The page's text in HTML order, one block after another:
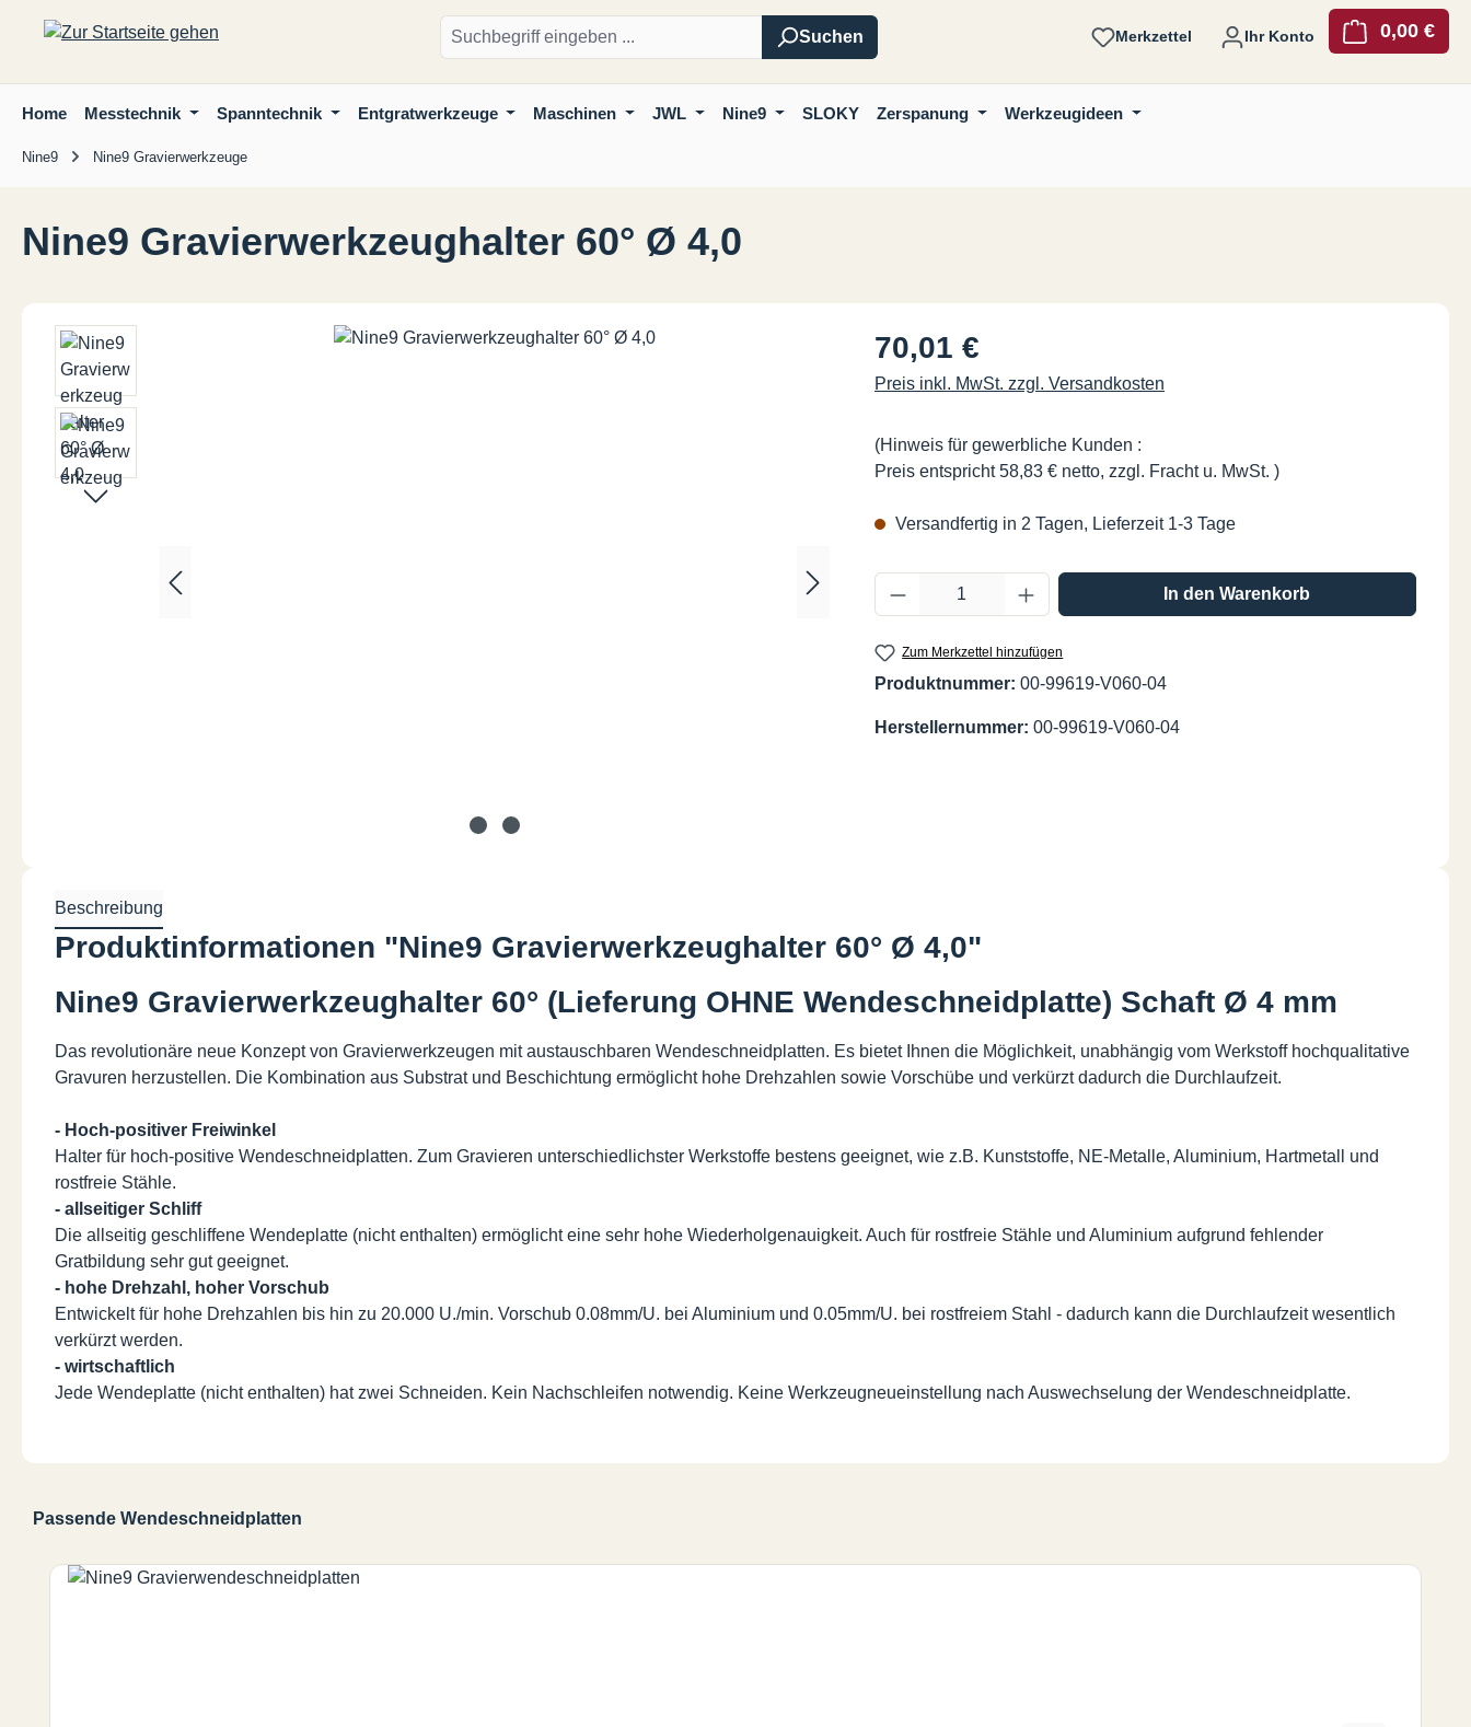
Hauptinhalt springen
Zur Suche springen
Zur Hauptnavigation springen
Suchen Merkzettel Ihr Konto 0,00 €
Home Messtechnik Spanntechnik Entgratwerkzeuge Maschinen JWL Nine9 SLOKY Zerspanung Werkzeugideen
Nine9 Nine9 Gravierwerkzeuge
Nine9 Gravierwerkzeughalter 60° Ø 4,0
Regulärer Preis:
70,01 €
Preis inkl. MwSt. zzgl. Versandkosten
(Hinweis für gewerbliche Kunden :
Preis entspricht 58,83 € netto, zzgl. Fracht u. MwSt. )
Versandfertig in 2 Tagen, Lieferzeit 1-3 Tage
Produkt Anzahl: Gib den gewünschten Wert ein
In den Warenkorb
Zum Merkzettel hinzufügen
Produktnummer: 00-99619-V060-04
Herstellernummer: 00-99619-V060-04
Beschreibung
Produktinformationen "Nine9 Gravierwerkzeughalter 60° Ø 4,0"
Nine9 Gravierwerkzeughalter 60° (Lieferung OHNE Wendeschneidplatte) Schaft Ø 4 mm
Das revolutionäre neue Konzept von Gravierwerkzeugen mit austauschbaren Wendeschneidplatten. Es bietet Ihnen die Möglichkeit, unabhängig vom Werkstoff hochqualitative
Gravuren herzustellen. Die Kombination aus Substrat und Beschichtung ermöglicht hohe Drehzahlen sowie Vorschübe und verkürzt dadurch die Durchlaufzeit.
- Hoch-positiver Freiwinkel
Halter für hoch-positive Wendeschneidplatten. Zum Gravieren unterschiedlichster Werkstoffe bestens geeignet, wie z.B. Kunststoffe, NE-Metalle, Aluminium, Hartmetall und
rostfreie Stähle.
- allseitiger Schliff
Die allseitig geschliffene Wendeplatte (nicht enthalten) ermöglicht eine sehr hohe Wiederholgenauigkeit. Auch für rostfreie Stähle und Aluminium aufgrund fehlender
Gratbildung sehr gut geeignet.
- hohe Drehzahl, hoher Vorschub
Entwickelt für hohe Drehzahlen bis hin zu 20.000 U./min. Vorschub 0.08mm/U. bei Aluminium und 0.05mm/U. bei rostfreiem Stahl - dadurch kann die Durchlaufzeit wesentlich
verkürzt werden.
- wirtschaftlich
Jede Wendeplatte (nicht enthalten) hat zwei Schneiden. Kein Nachschleifen notwendig. Keine Werkzeugneueinstellung nach Auswechselung der Wendeschneidplatte.
Passende Wendeschneidplatten